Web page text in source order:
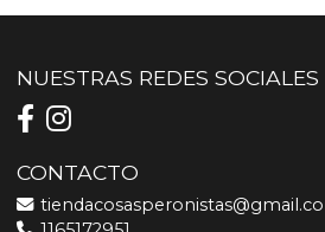
NUESTRAS REDES SOCIALES
CONTACTO